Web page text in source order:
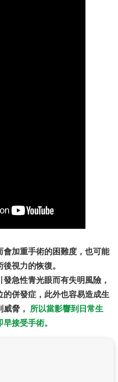
加重手術的困難度，也可能
視力的恢復。
急性青光眼而有失明風險，
併發症，此外也容易造成生
脅，
所以當影響到日常生
接受手術。